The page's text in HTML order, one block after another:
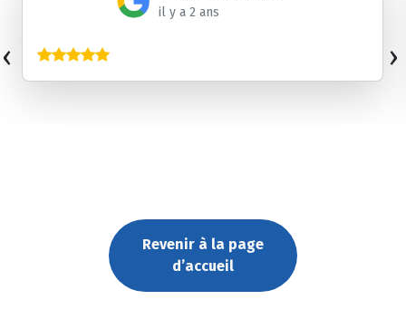
il y a 2 ans
‹ ›
Revenir à la page
d’accueil